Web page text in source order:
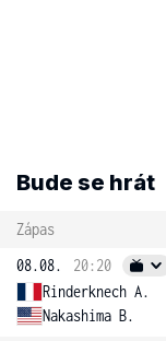
Bude se hrát
Zápas
08.08.
20:20
Rinderknech A.
Nakashima B.